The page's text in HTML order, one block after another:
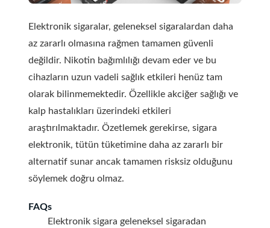
Elektronik sigaralar, geleneksel sigaralardan daha
az zararlı olmasına rağmen tamamen güvenli
değildir. Nikotin bağımlılığı devam eder ve bu
cihazların uzun vadeli sağlık etkileri henüz tam
olarak bilinmemektedir. Özellikle akciğer sağlığı ve
kalp hastalıkları üzerindeki etkileri
araştırılmaktadır. Özetlemek gerekirse, sigara
elektronik, tütün tüketimine daha az zararlı bir
alternatif sunar ancak tamamen risksiz olduğunu
söylemek doğru olmaz.
FAQs
Elektronik sigara geleneksel sigaradan